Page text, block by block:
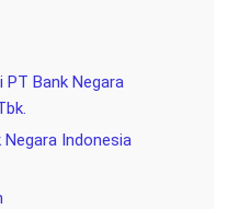
PT Bank Negara
Negara Indonesia